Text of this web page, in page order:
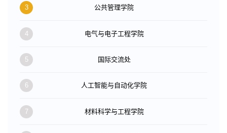
3 公共管理学院
4 电气与电子工程学院
5 国际交流处
6 人工智能与自动化学院
7 材料科学与工程学院